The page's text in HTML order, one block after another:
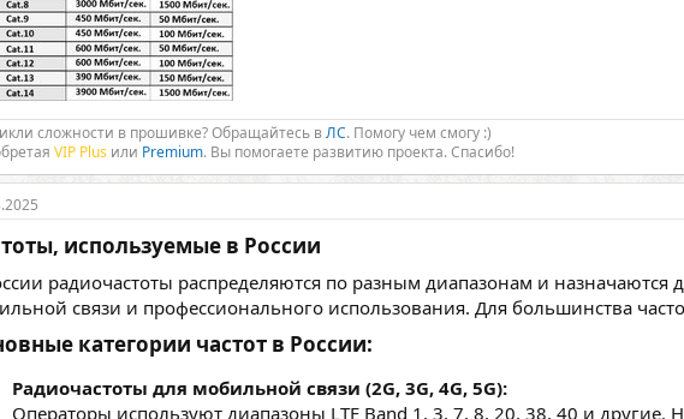
сложности в прошивке? Обращайтесь вЛС. Помогу чем смогу :)
VIP Plus или Premium. Вы помогаете развитию проекта. Спасибо!
используемые в России​
радиочастоты распределяются по разным диапазонам и
связи и профессионального использования. Для большинства
категории частот в России:​
Радиочастоты для мобильной связи (2G, 3G, 4G, 5G):
Операторы используют диапазоны LTE Band 1, 3, 7, 8, 20, 38, 40 и